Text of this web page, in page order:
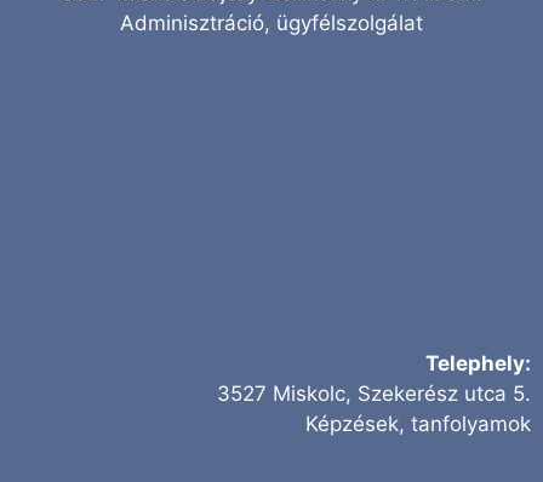
Adminisztráció, ügyfélszolgálat
Telephely:
3527 Miskolc, Szekerész utca 5.
Képzések, tanfolyamok